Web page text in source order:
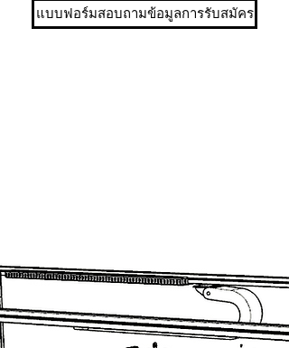
แบบฟอร์มสอบถามข้อมูลการรับสมัคร